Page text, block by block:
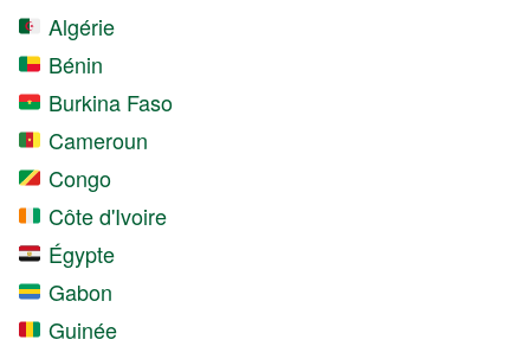
Algérie
Bénin
Burkina Faso
Cameroun
Congo
Côte d'Ivoire
Égypte
Gabon
Guinée